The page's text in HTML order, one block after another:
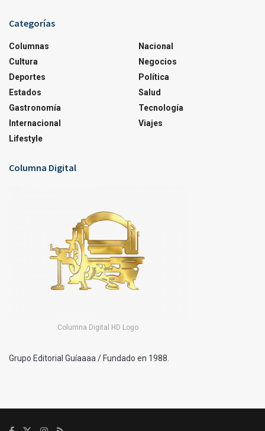
Categorías
Columnas
Cultura
Deportes
Estados
Gastronomía
Internacional
Lifestyle
Nacional
Negocios
Política
Salud
Tecnología
Viajes
Columna Digital
Columna Digital HD Logo
Grupo Editorial Guíaaaa / Fundado en 1988.